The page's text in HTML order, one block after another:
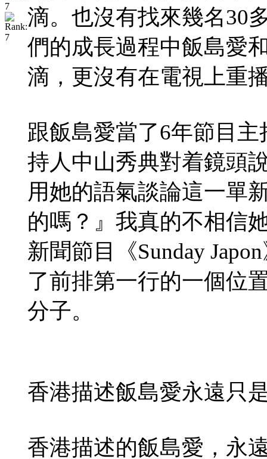
滴。也沒有找來幾名30
們的成長過程中飯島愛
滴，更沒有在電視上重
跟飯島愛當了6年節目
持人中山秀典對着鏡頭
用她的語氣談論這一單
的嗎？』我真的不相信
新聞節目《Sunday
了前排第一行的一個位
分子。
香港描述飯島愛永遠只
香港描述的飯島愛，永